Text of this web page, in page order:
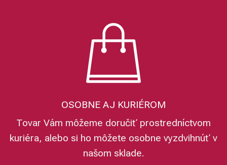
OSOBNE AJ KURIÉROM
Tovar Vám môžeme doručiť prostredníctvom
kuriéra, alebo si ho môžete osobne vyzdvihnúť v
našom sklade.